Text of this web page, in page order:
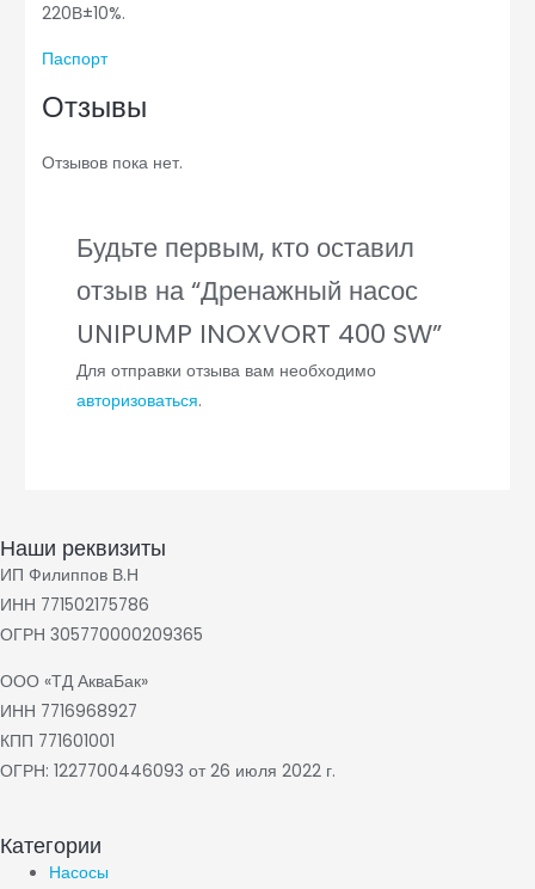
220В±10%.
Паспорт
Отзывы
Отзывов пока нет.
Будьте первым, кто оставил
отзыв на “Дренажный насос
UNIPUMP INOXVORT 400 SW”
Для отправки отзыва вам необходимо
авторизоваться.
Наши реквизиты
ИП Филиппов В.Н
ИНН 771502175786
ОГРН 305770000209365
ООО «ТД АкваБак»
ИНН 7716968927
КПП 771601001
ОГРН: 1227700446093 от 26 июля 2022 г.
Категории
Насосы